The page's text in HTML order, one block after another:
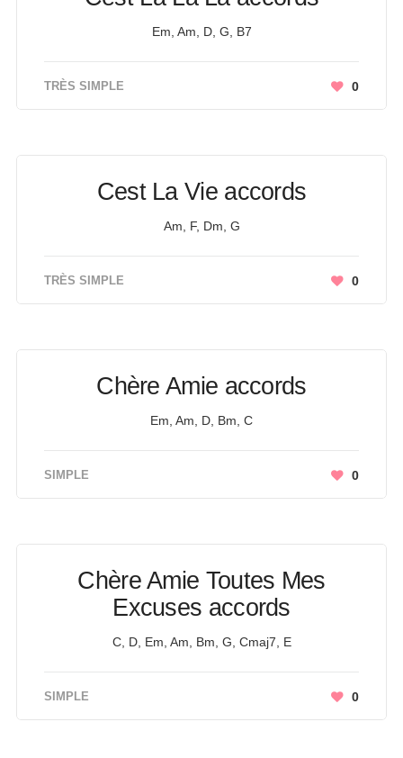
Em, Am, D, G, B7
TRÈS SIMPLE 0
Cest La Vie accords
Am, F, Dm, G
TRÈS SIMPLE 0
Chère Amie accords
Em, Am, D, Bm, C
SIMPLE 0
Chère Amie Toutes Mes
Excuses accords
C, D, Em, Am, Bm, G, Cmaj7, E
SIMPLE 0